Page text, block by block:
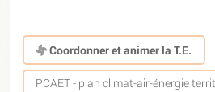
Coordonner et animer la T.E.
PCAET - plan climat-air-énergie